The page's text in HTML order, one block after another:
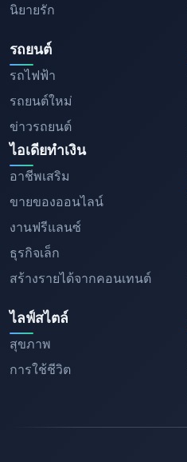
นิยายรัก
รถยนต์
รถไฟฟ้า
รถยนต์ใหม่
ข่าวรถยนต์
ไอเดียทำเงิน
อาชีพเสริม
ขายของออนไลน์
งานฟรีแลนซ์
ธุรกิจเล็ก
สร้างรายได้จากคอนเทนต์
ไลฟ์สไตล์
สุขภาพ
การใช้ชีวิต